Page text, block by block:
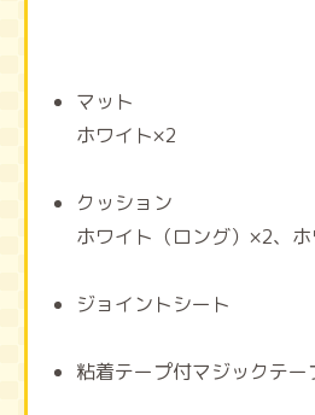
マット
ホワイト×2
クッション
ホワイト（ロング）×2、
ジョイントシート
粘着テープ付マジックテー